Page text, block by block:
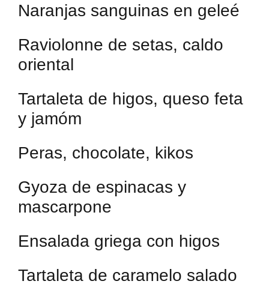
Naranjas sanguinas en geleé
Raviolonne de setas, caldo
oriental
Tartaleta de higos, queso feta
y jamóm
Peras, chocolate, kikos
Gyoza de espinacas y
mascarpone
Ensalada griega con higos
Tartaleta de caramelo salado